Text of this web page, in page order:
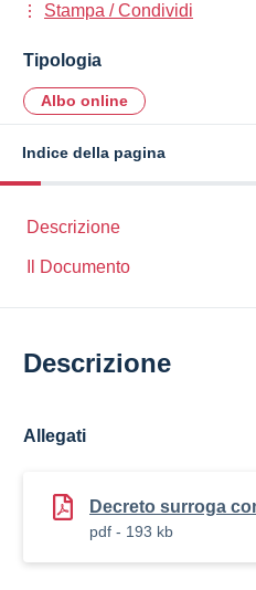
Stampa / Condividi
Tipologia
Albo online
Indice della pagina
Descrizione
Il Documento
Descrizione
Allegati
Decreto surroga
pdf - 193 kb